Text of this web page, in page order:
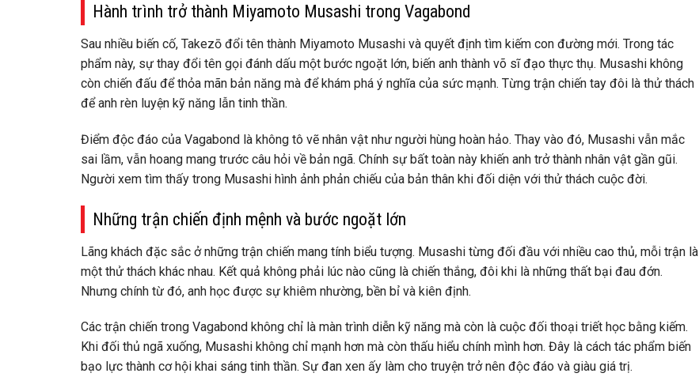
Hành trình trở thành Miyamoto Musashi trong Vagabond
Sau nhiều biến cố, Takezō đổi tên thành Miyamoto Musashi và quyết định tìm kiếm con đường mới. Trong tác
phẩm này, sự thay đổi tên gọi đánh dấu một bước ngoặt lớn, biến anh thành võ sĩ đạo thực thụ. Musashi không
còn chiến đấu để thỏa mãn bản năng mà để khám phá ý nghĩa của sức mạnh. Từng trận chiến tay đôi là thử thách
để anh rèn luyện kỹ năng lẫn tinh thần.
Điểm độc đáo của Vagabond là không tô vẽ nhân vật như người hùng hoàn hảo. Thay vào đó, Musashi vẫn mắc
sai lầm, vẫn hoang mang trước câu hỏi về bản ngã. Chính sự bất toàn này khiến anh trở thành nhân vật gần gũi.
Người xem tìm thấy trong Musashi hình ảnh phản chiếu của bản thân khi đối diện với thử thách cuộc đời.
Những trận chiến định mệnh và bước ngoặt lớn
Lãng khách đặc sắc ở những trận chiến mang tính biểu tượng. Musashi từng đối đầu với nhiều cao thủ, mỗi trận là
một thử thách khác nhau. Kết quả không phải lúc nào cũng là chiến thắng, đôi khi là những thất bại đau đớn.
Nhưng chính từ đó, anh học được sự khiêm nhường, bền bỉ và kiên định.
Các trận chiến trong Vagabond không chỉ là màn trình diễn kỹ năng mà còn là cuộc đối thoại triết học bằng kiếm.
Khi đối thủ ngã xuống, Musashi không chỉ mạnh hơn mà còn thấu hiểu chính mình hơn. Đây là cách tác phẩm biến
bạo lực thành cơ hội khai sáng tinh thần. Sự đan xen ấy làm cho truyện trở nên độc đáo và giàu giá trị.